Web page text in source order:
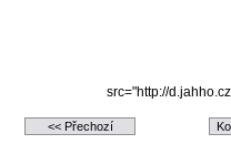
src="http://